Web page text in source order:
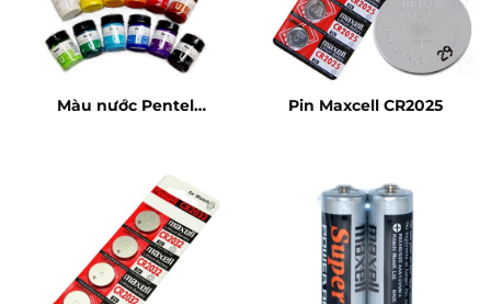
Màu nước Pentel
Pin Maxcell CR2025